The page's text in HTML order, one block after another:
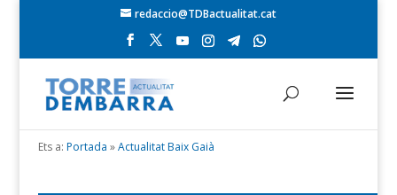
redaccio@TDBactualitat.cat
Ets a: Portada »Actualitat Baix Gaià